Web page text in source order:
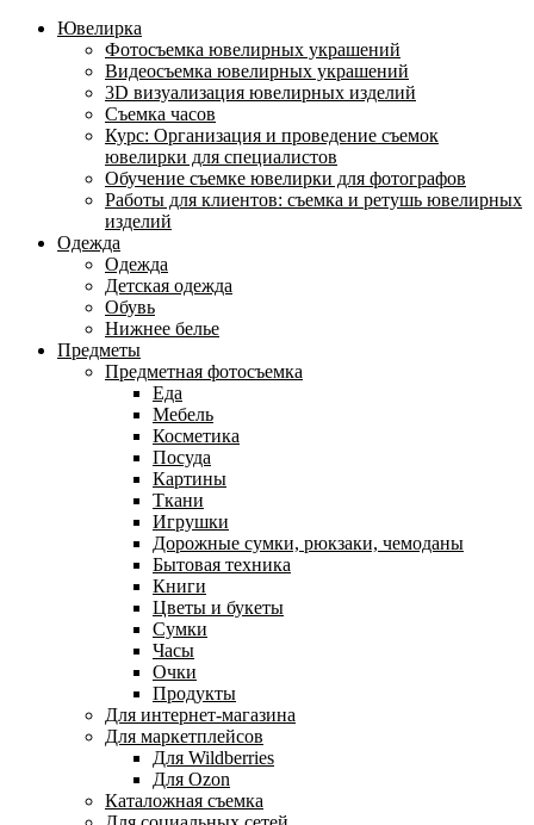
Ювелирка
Фотосъемка ювелирных украшений
Видеосъемка ювелирных украшений
3D визуализация ювелирных изделий
Съемка часов
Курс: Организация и проведение съемок
ювелирки для специалистов
Обучение съемке ювелирки для фотографов
Работы для клиентов: съемка и ретушь ювелирных
изделий
Одежда
Одежда
Детская одежда
Обувь
Нижнее белье
Предметы
Предметная фотосъемка
Еда
Мебель
Косметика
Посуда
Картины
Ткани
Игрушки
Дорожные сумки, рюкзаки, чемоданы
Бытовая техника
Книги
Цветы и букеты
Сумки
Часы
Очки
Продукты
Для интернет-магазина
Для маркетплейсов
Для Wildberries
Для Ozon
Каталожная съемка